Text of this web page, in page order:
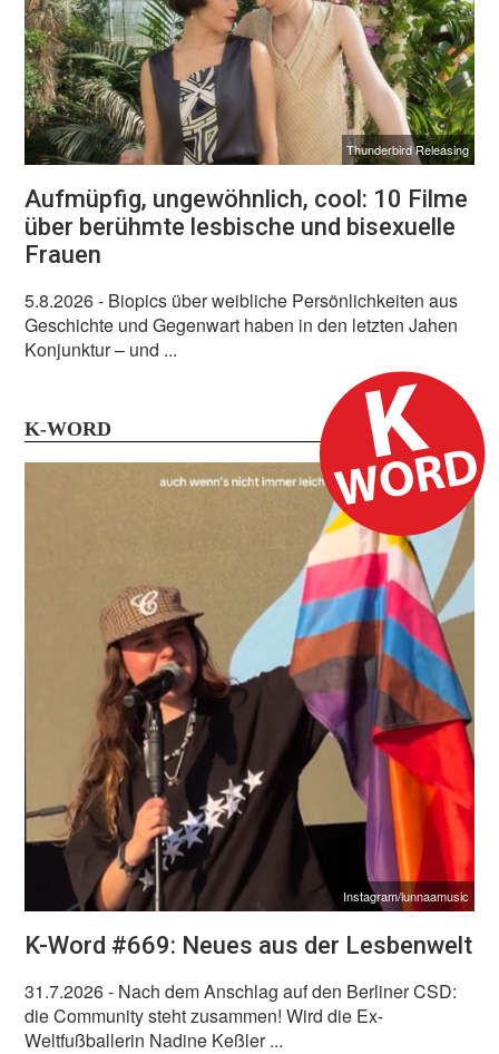
Thunderbird Releasing
Aufmüpfig, ungewöhnlich, cool: 10 Filme
über berühmte lesbische und bisexuelle
Frauen
5.8.2026- Biopics über weibliche Persönlichkeiten aus
Geschichte und Gegenwart haben in den letzten Jahen
Konjunktur – und ...
K-WORD
Instagram/lunnaamusic
K-Word #669: Neues aus der Lesbenwelt
31.7.2026- Nach dem Anschlag auf den Berliner CSD:
die Community steht zusammen! Wird die Ex-
Weltfußballerin Nadine Keßler ...